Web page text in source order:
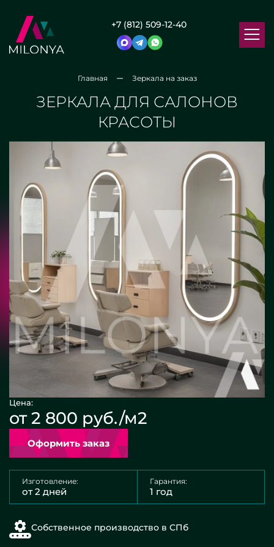
+7 (812) 509-12-40
Главная Зеркала на заказ
ЗЕРКАЛА ДЛЯ САЛОНОВ
КРАСОТЫ
Цена:
от 2 800 руб./м2
Оформить заказ
Изготовление:
от 2 дней
Гарантия:
1 год
Собственное производство в СПб